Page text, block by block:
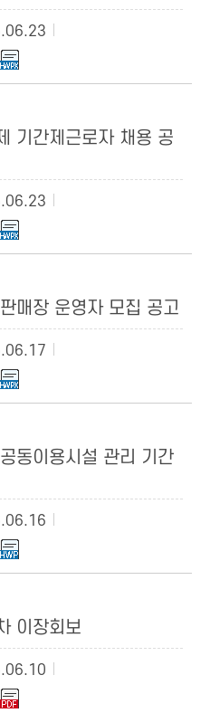
기간제근로자 채용 공
매장 운영자 모집 공고
동이용시설 관리 기간
이장회보